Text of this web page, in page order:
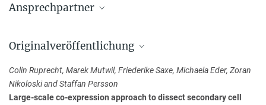
Ansprechpartner
Max-Planck-Institut für molekulare Pflanzenphysiologie, Potsdam-
+49 331 567-8149
Originalveröffentlichung
Colin Ruprecht, Marek Mutwil, Friederike Saxe, Michaela Eder, Zoran
Nikoloski and Staffan Persson
Large-scale co-expression approach to dissect secondary cell